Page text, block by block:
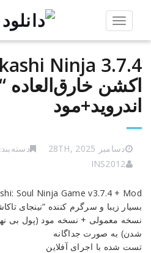
Toggle
اکشن خارق‌العاده
اندروید+مود
دسامبر 28TH, 2025
INS2012
Takashi
Ninja
3.7.4
–
بازی
بسیار زیبا و سرگرم کننده “نینجای
نسخه معمولی + نسخه مود (پول بی
شدن) به صورت جداگانه
تست شده با اجرای آفلاین